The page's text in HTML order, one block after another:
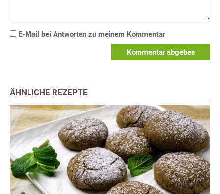
E-Mail bei Antworten zu meinem Kommentar
Kommentar abgeben
ÄHNLICHE REZEPTE